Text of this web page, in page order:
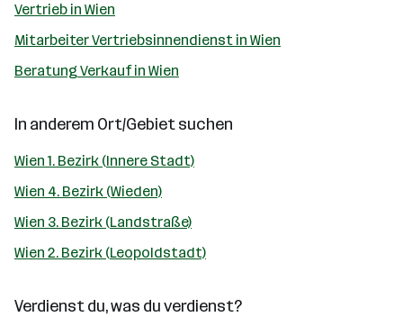
Vertrieb in Wien
Mitarbeiter Vertriebsinnendienst in Wien
Beratung Verkauf in Wien
In anderem Ort/Gebiet suchen
Wien 1. Bezirk (Innere Stadt)
Wien 4. Bezirk (Wieden)
Wien 3. Bezirk (Landstraße)
Wien 2. Bezirk (Leopoldstadt)
Verdienst du, was du verdienst?